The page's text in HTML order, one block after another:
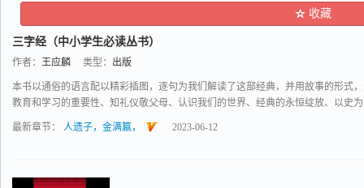
收藏
三字经（中小学生必读丛书）
作者： 王应麟 类型： 出版
本书以通俗的语言配以精彩插图，逐句为我们解读了这部经典，并用故事的形式
教育和学习的重要性、知礼仪敬父母、认识我们的世界、经典的永恒绽放、以史
最新章节： 人遗子，金满籝， 2023-06-12